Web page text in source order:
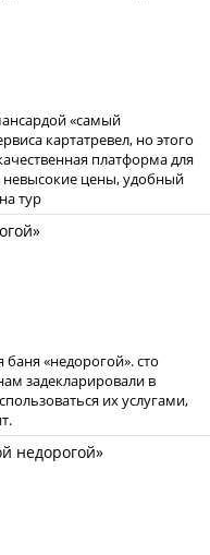
«самый
картатревел, но этого
платформа для
невысокие цены, удобный
тур
«недорогой». сто
задекларировали в
их услугами,